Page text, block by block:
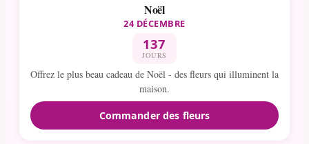
Noël
24 DÉCEMBRE
137
JOURS
Offrez le plus beau cadeau de Noël - des fleurs qui illuminent la
maison.
Commander des fleurs